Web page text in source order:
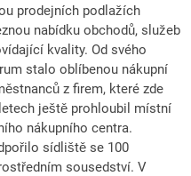
prodejních podlažích
nabídku obchodů, služeb
kvality. Od svého
stalo oblíbenou nákupní
z firem, které zde
ještě prohloubil místní
nákupního centra.
sídliště se 100
sousedství. V